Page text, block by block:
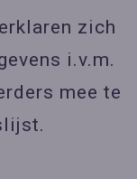
zich
i.v.m.
mee te